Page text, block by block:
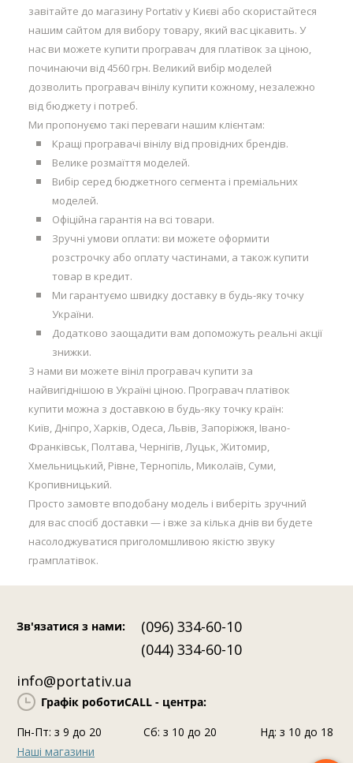
завітайте до магазину Portativ у Києві або скористайтеся
нашим сайтом для вибору товару, який вас цікавить. У
нас ви можете купити програвач для платівок за ціною,
починаючи від 4560 грн. Великий вибір моделей
дозволить програвач вінілу купити кожному, незалежно
від бюджету і потреб.
Ми пропонуємо такі переваги нашим клієнтам:
Кращі програвачі вінілу від провідних брендів.
Велике розмаїття моделей.
Вибір серед бюджетного сегмента і преміальних
моделей.
Офіційна гарантія на всі товари.
Зручні умови оплати: ви можете оформити
розстрочку або оплату частинами, а також купити
товар в кредит.
Ми гарантуємо швидку доставку в будь-яку точку
України.
Додатково заощадити вам допоможуть реальні акції
знижки.
З нами ви можете вініл програвач купити за
найвигіднішою в Україні ціною. Програвач платівок
купити можна з доставкою в будь-яку точку країн:
Київ, Дніпро, Харків, Одеса, Львів, Запоріжжя, Івано-
Франківськ, Полтава, Чернігів, Луцьк, Житомир,
Хмельницький, Рівне, Тернопіль, Миколаїв, Суми,
Кропивницький.
Просто замовте вподобану модель і виберіть зручний
для вас спосіб доставки — і вже за кілька днів ви будете
насолоджуватися приголомшливою якістю звуку
грамплатівок.
Зв'язатися з нами:
(096) 334-60-10
(044) 334-60-10
info@portativ.ua
Графік роботиCALL - центра:
Пн-Пт: з 9 до 20
Сб: з 10 до 20
Нд: з 10 до 18
Наші магазини